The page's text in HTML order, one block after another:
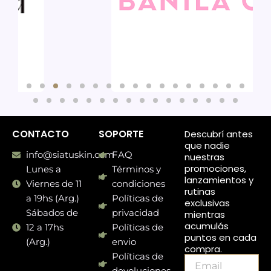
CONTACTO
info@siatuskin.com
Lunes a
Viernes de 11
a 19hs (Arg.)
Sábados de
12 a 17hs
(Arg.)
SOPORTE
FAQ
Términos y
condiciones
Políticas de
privacidad
Políticas de
envio
Políticas de
Descubrí antes
que nadie
nuestras
promociones,
lanzamientos y
rutinas
exclusivas
mientras
acumulás
puntos en cada
compra.